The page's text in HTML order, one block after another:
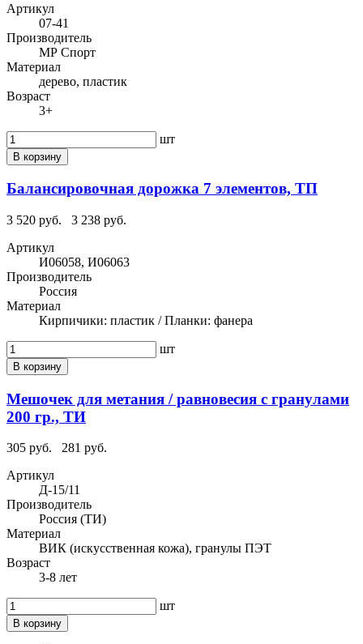
Артикул
07-41
Производитель
МР Спорт
Материал
дерево, пластик
Возраст
3+
шт
В корзину
Балансировочная дорожка 7 элементов, ТП
3 520 руб.
3 238 руб.
Артикул
И06058, И06063
Производитель
Россия
Материал
Кирпичики: пластик / Планки: фанера
шт
В корзину
Мешочек для метания / равновесия с гранулами
200 гр., ТИ
305 руб.
281 руб.
Артикул
Д-15/11
Производитель
Россия (ТИ)
Материал
ВИК (искусственная кожа), гранулы ПЭТ
Возраст
3-8 лет
шт
В корзину